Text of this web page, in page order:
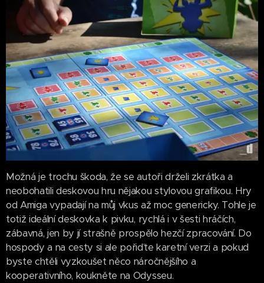
Možná je trochu škoda, že se autoři drželi zkrátka a
neobohatili deskovou hru nějakou stylovou grafikou. Hry
od Amiga vypadají na můj vkus až moc genericky. Tohle je
totiž ideální deskovka k pivku, rychlá i v šesti hráčích,
zábavná, jen by jí strašně prospělo hezčí zpracování. Do
hospody a na cesty si ale pořiďte karetní verzi a pokud
byste chtěli vyzkoušet něco náročnějšího a
kooperativního, koukněte na Odysseu.